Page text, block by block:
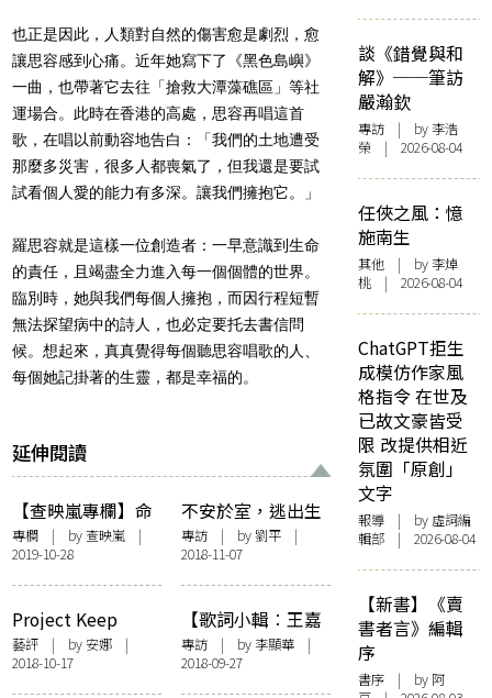
也正是因此，人類對自然的傷害愈是劇烈，愈
讓思容感到心痛。近年她寫下了《黑色島嶼》
一曲，也帶著它去往「搶救大潭藻礁區」等社
運場合。此時在香港的高處，思容再唱這首
歌，在唱以前動容地告白：「我們的土地遭受
那麼多災害，很多人都喪氣了，但我還是要試
試看個人愛的能力有多深。讓我們擁抱它。」
羅思容就是這樣一位創造者：一早意識到生命
的責任，且竭盡全力進入每一個個體的世界。
臨別時，她與我們每個人擁抱，而因行程短暫
無法探望病中的詩人，也必定要托去書信問
候。想起來，真真覺得每個聽思容唱歌的人、
每個她記掛著的生靈，都是幸福的。
延伸閱讀
【查映嵐專欄】命
中注定的小田切線
（下）
專欄 | by查映嵐 |
2019-10-28
不安於室，逃出生
天？——葉文希的
《之／between／
間》
專訪| by劉平|
2018-11-07
Project Keep
Pushing：絕望中
迎難創造
藝評 | by 安娜 |
2018-10-17
【歌詞小輯︰王嘉
儀 X 王樂儀】音樂
是欲望的深淵
專訪| by 李顯華 |
2018-09-27
談《錯覺與和
解》──筆訪
嚴瀚欽
專訪 | by 李浩
榮 | 2026-08-04
任俠之風：憶
施南生
其他 | by 李焯
桃 | 2026-08-04
ChatGPT拒生
成模仿作家風
格指令 在世及
已故文豪皆受
限 改提供相近
氛圍「原創」
文字
報導 | by 虛詞編
輯部 | 2026-08-04
【新書】《賣
書者言》編輯
序
書序 | by 阿